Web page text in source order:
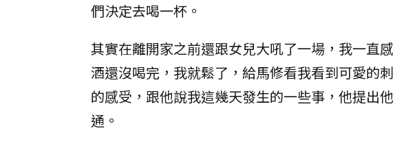
們決定去喝一杯。
其實在離開家之前還跟女兒大吼了一場，我一直
酒還沒喝完，我就鬆了，給馬修看我看到可愛的
的感受，跟他說我這幾天發生的一些事，他提出
通。